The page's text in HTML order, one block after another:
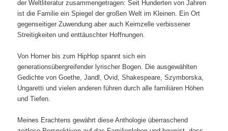
der Weltliteratur zusammengetragen: Seit Hunderten von Jahren
ist die Familie ein Spiegel der großen Welt im Kleinen. Ein Ort
gegenseitiger Zuwendung aber auch Keimzelle verbissener
Streitigkeiten und enttäuschter Hoffnungen.
Von Homer bis zum HipHop spannt sich ein
generationsübergreifender lyrischer Bogen. Die ausgewählten
Gedichte von Goethe, Jandl, Ovid, Shakespeare, Szymborska,
Ungaretti und vielen anderen führen durch alle familiären Höhen
und Tiefen.
Meines Erachtens gewährt diese Anthologie überraschend